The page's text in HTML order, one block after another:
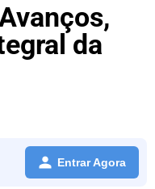
da
Entrar Agora